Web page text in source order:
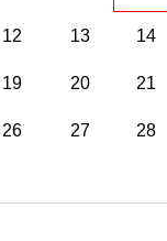
12 13 14
19 20 21
26 27 28